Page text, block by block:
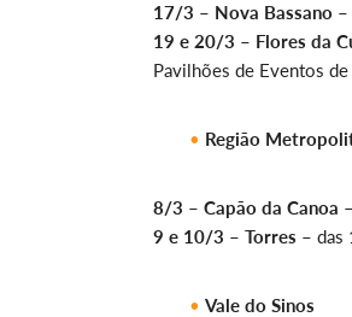
17/3 – Nova Bassano –
19 e 20/3 – Flores da
Pavilhões de Eventos
Região
8/3 – Capão da Canoa
9 e 10/3 – Torres – das
Vale do Sinos